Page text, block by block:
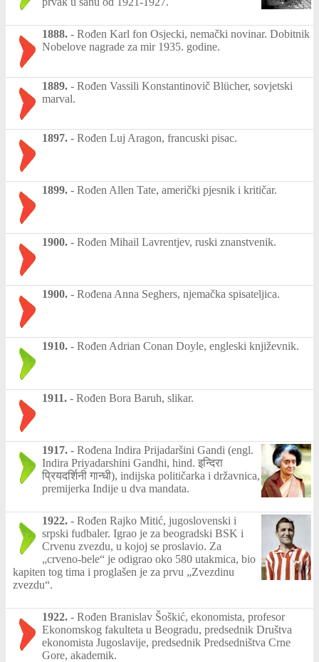
1888. - Rođen Karl fon Osjecki, nemački novinar. Dobitnik
Nobelove nagrade za mir 1935. godine.
1889. - Rođen Vassili Konstantinovič Blücher, sovjetski
marval.
1897. - Rođen Luj Aragon, francuski pisac.
1899. - Rođen Allen Tate, američki pjesnik i kritičar.
1900. - Rođen Mihail Lavrentjev, ruski znanstvenik.
1900. - Rođena Anna Seghers, njemačka spisateljica.
1910. - Rođen Adrian Conan Doyle, engleski književnik.
1911. - Rođen Bora Baruh, slikar.
1917. - Rođena Indira Prijadaršini Gandi (engl.
Indira Priyadarshini Gandhi, hind. इन्दिरा
प्रियदर्शिनी गान्धी), indijska političarka i državnica,
premijerka Indije u dva mandata.
1922. - Rođen Rajko Mitić, jugoslovenski i
srpski fudbaler. Igrao je za beogradski BSK i
Crvenu zvezdu, u kojoj se proslavio. Za
„crveno-bele“ je odigrao oko 580 utakmica, bio
kapiten tog tima i proglašen je za prvu „Zvezdinu
zvezdu“.
1922. - Rođen Branislav Šoškić, ekonomista, profesor
Ekonomskog fakulteta u Beogradu, predsednik Društva
ekonomista Jugoslavije, predsednik Predsedništva Crne
Gore, akademik.